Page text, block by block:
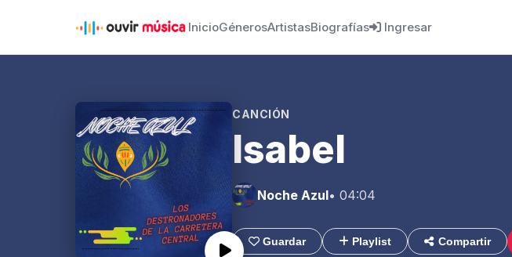
InicioGénerosArtistasBiografías Ingresar
CANCIÓN
Isabel
Noche Azul• 04:04
Guardar Playlist Compartir